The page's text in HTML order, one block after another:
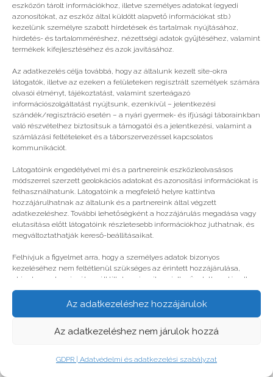
eszközön tárolt információkhoz, illetve személyes adatokat (egyedi
azonosítókat, az eszköz által küldött alapvető információkat stb.)
kezelünk személyre szabott hirdetések és tartalmak nyújtásához,
hirdetés- és tartalomméréshez, nézettségi adatok gyűjtéséhez, valamint
termékek kifejlesztéséhez és azok javításához.
Az adatkezelés célja továbbá, hogy az általunk kezelt site-okra
látogatók, illetve az ezeken a felületeken regisztrált személyek számára
olvasói élményt, tájékoztatást, valamint szerteágazó
információszolgáltatást nyújtsunk, ezenkívül – jelentkezési
szándék/regisztráció esetén – a nyári gyermek- és ifjúsági táborainkban
való részvételhez biztosítsuk a támogatói és a jelentkezési, valamint a
számlázási feltételeket és a táborszervezéssel kapcsolatos
kommunikációt.
Látogatóink engedélyével mi és a partnereink eszközleolvasásos
módszerrel szerzett geolokációs adatokat és azonosítási információkat is
felhasználhatunk. Látogatóink a megfelelő helyre kattintva
hozzájárulhatnak az általunk és a partnereink által végzett
adatkezeléshez. További lehetőségként a hozzájárulás megadása vagy
elutasítása előtt látogatóink részletesebb információkhoz juthatnak, és
megváltoztathatják kereső-beállításaikat.
Felhívjuk a figyelmet arra, hogy a személyes adatok bizonyos
kezeléséhez nem feltétlenül szükséges az érintett hozzájárulása,
akinek azonban jogában áll tiltakozni az ilyen jellegű adatkezelés ellen.
A beállítások csak erre a weboldalra érvényesek. Erre a webhelyre
visszatérve vagy az ADATKEZELÉSI TÁJÉKOZTATÓ, ADATVÉDELMI ÉS
Az adatkezeléshez hozzájárulok
Az adatkezeléshez nem járulok hozzá
GDPR | Adatvédelmi és adatkezelési szabályzat
© legjobbtabor.hu